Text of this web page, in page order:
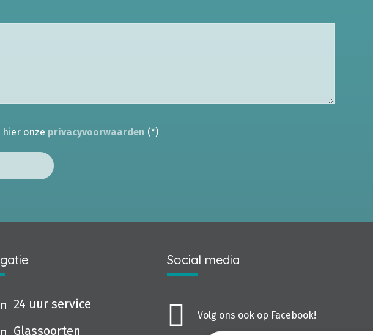
hier onze privacyvoorwaarden (*)
24 uur service
Glassoorten
Social media
Volg ons ook op Facebook!